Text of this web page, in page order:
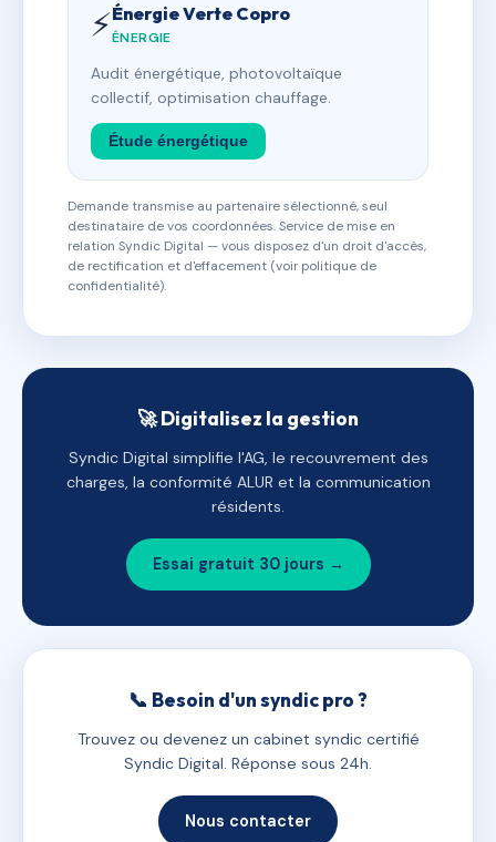
⚡Énergie Verte Copro
ÉNERGIE
Audit énergétique, photovoltaïque
collectif, optimisation chauffage.
Étude énergétique
Demande transmise au partenaire sélectionné, seul
destinataire de vos coordonnées. Service de mise en
relation Syndic Digital — vous disposez d'un droit d'accès,
de rectification et d'effacement (voir politique de
confidentialité).
🚀 Digitalisez la gestion
Syndic Digital simplifie l'AG, le recouvrement des
charges, la conformité ALUR et la communication
résidents.
Essai gratuit 30 jours →
📞 Besoin d'un syndic pro ?
Trouvez ou devenez un cabinet syndic certifié
Syndic Digital. Réponse sous 24h.
Nous contacter